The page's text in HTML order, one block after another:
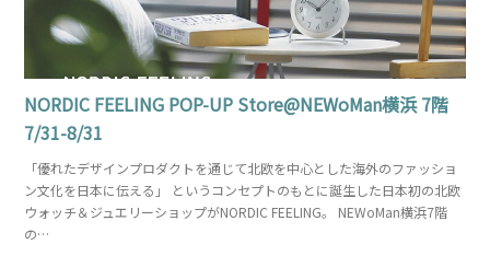
NORDIC FEELING POP-UP Store@NEWoMan横浜 7階
7/31-8/31
「優れたデザインプロダクトを通じて北欧を中心とした海外のファッショ
ン文化を日本に伝える」 というコンセプトのもとに誕生した日本初の北欧
ウォッチ＆ジュエリーショップがNORDIC FEELING。 NEWoMan横浜7階
の…